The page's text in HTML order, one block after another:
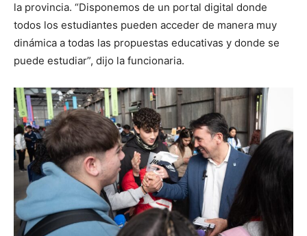
la provincia. “Disponemos de un portal digital donde
todos los estudiantes pueden acceder de manera muy
dinámica a todas las propuestas educativas y donde se
puede estudiar”, dijo la funcionaria.